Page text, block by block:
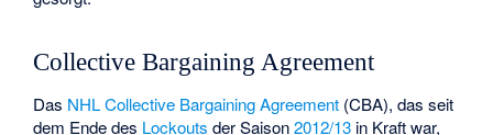
Collective Bargaining Agreement
Das NHL Collective Bargaining Agreement (CBA), das seit
dem Ende des Lockouts der Saison2012/13 in Kraft war,